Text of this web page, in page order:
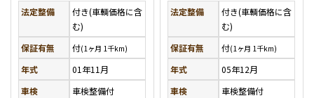
法定整備
付き(車輌価格に含
む)
保証有無
付(1ヶ月 1千km)
年式
01年11月
車検
車検整備付
法定整備
付き(車輌価格に含
む)
保証有無
付(1ヶ月 1千km)
年式
05年12月
車検
車検整備付